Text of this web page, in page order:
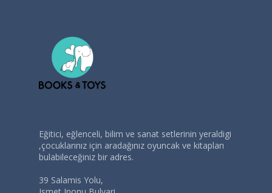
Eğitici, eğlenceli, bilim ve sanat setlerinin yeraldigi
,çocuklarınız için aradağınız oyuncak ve kitapları
bulabileceğiniz bir adres.
39 Salamis Yolu,